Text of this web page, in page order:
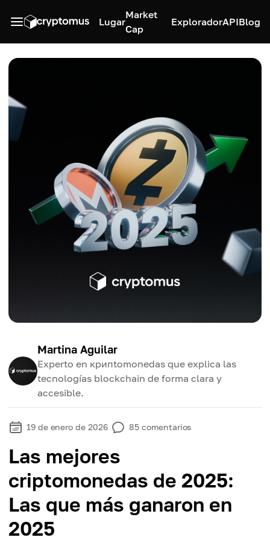
Lugar
Market
Cap
ExploradorAPIBlog
Martina Aguilar
Experto en крипtomonedas que explica las
tecnologías blockchain de forma clara y
accesible.
19 de enero de 2026 85 comentarios
Las mejores
criptomonedas de 2025:
Las que más ganaron en
2025